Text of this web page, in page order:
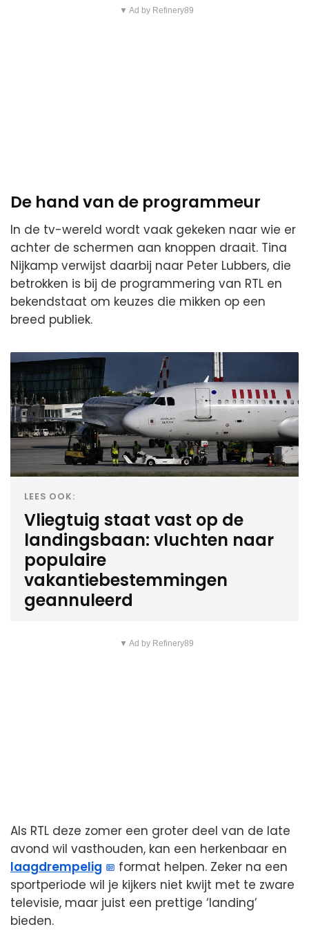
▼ Ad by Refinery89
De hand van de programmeur
In de tv-wereld wordt vaak gekeken naar wie er
achter de schermen aan knoppen draait. Tina
Nijkamp verwijst daarbij naar Peter Lubbers, die
betrokken is bij de programmering van RTL en
bekendstaat om keuzes die mikken op een
breed publiek.
LEES OOK:
Vliegtuig staat vast op de
landingsbaan: vluchten naar
populaire
vakantiebestemmingen
geannuleerd
▼ Ad by Refinery89
Als RTL deze zomer een groter deel van de late
avond wil vasthouden, kan een herkenbaar en
laagdrempelig
format helpen. Zeker na een
sportperiode wil je kijkers niet kwijt met te zware
televisie, maar juist een prettige ‘landing’
bieden.